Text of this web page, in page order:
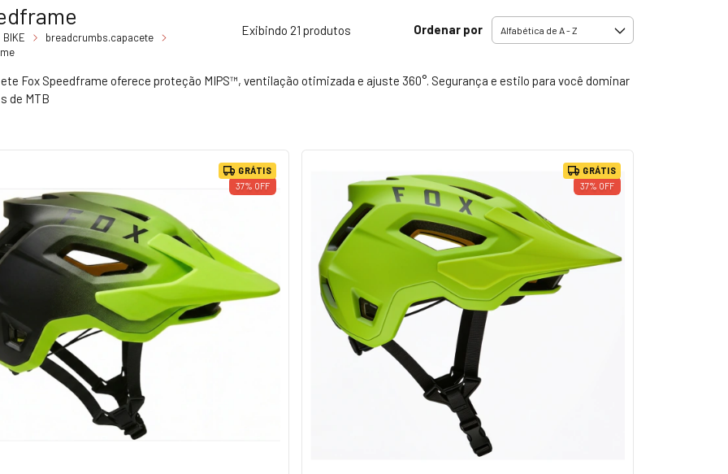
BIKE
breadcrumbs.capacete
Exibindo 21 produtos Ordenar por
Fox Speedframe oferece proteção MIPS™, ventilação otimizada e ajuste 360°. Segurança e estilo para você dominar
de MTB
37% OFF
GRÁTIS
37% OFF
GRÁTIS